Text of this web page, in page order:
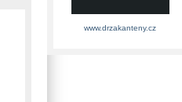
www.drzakanteny.cz